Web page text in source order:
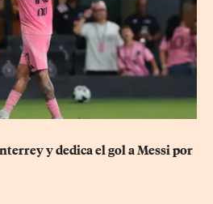
y dedica el gol a Messi por